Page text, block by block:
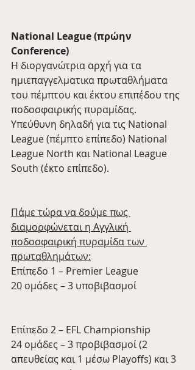
National League (πρώην
Conference)
Η διοργανώτρια αρχή για τα
ημιεπαγγελματικα πρωταθλήματα
του πέμπτου και έκτου επιπέδου της
ποδοσφαιρικής πυραμίδας.
Υπεύθυνη δηλαδή για τις National
League (πέμπτο επίπεδο) National
League North και National League
South (έκτο επίπεδο).
Πάμε τώρα να δούμε πως
διαμορφώνεται η Αγγλική
ποδοσφαιρική πυραμίδα των
πρωταθλημάτων:
Επίπεδο 1 – Premier League
20 ομάδες – 3 υποβιβασμοί
Επίπεδο 2 – EFL Championship
24 ομάδες – 3 προβιβασμοί (2
απευθείας και 1 μέσω Playoffs) και 3